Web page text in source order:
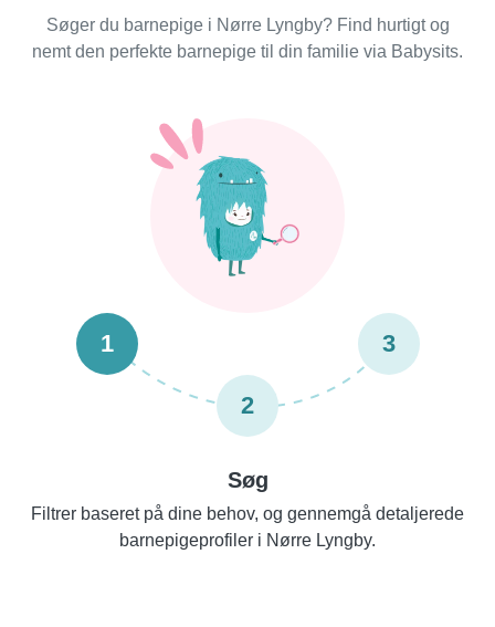
Søger du barnepige i Nørre Lyngby? Find hurtigt og
nemt den perfekte barnepige til din familie via Babysits.
1
2
3
Søg
Filtrer baseret på dine behov, og gennemgå detaljerede
barnepigeprofiler i Nørre Lyngby.